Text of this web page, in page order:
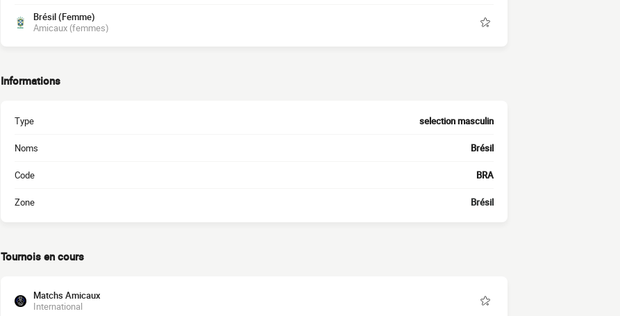
Brésil (Femme)
Amicaux (femmes)
Informations
Type selection masculin
Noms Brésil
Code BRA
Zone Brésil
Tournois en cours
Matchs Amicaux
International